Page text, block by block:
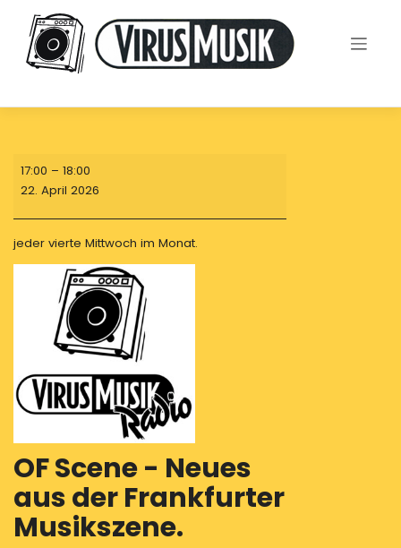
content
OF
Scene
vierten
Mittwoch
17:00 – 18:00
22. April 2026
jeder vierte Mittwoch im Monat.
OF Scene - Neues
aus der Frankfurter
Musikszene.